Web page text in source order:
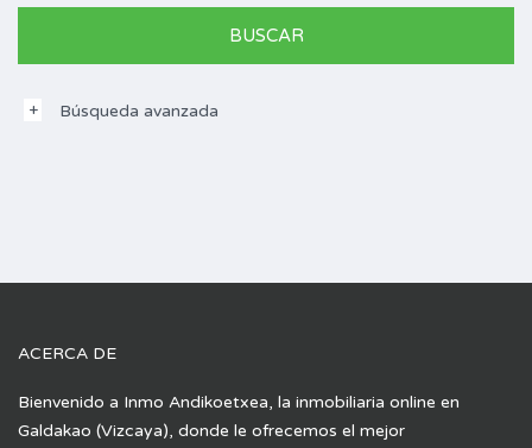
Búsqueda avanzada
ACERCA DE
Bienvenido a Inmo Andikoetxea, la inmobiliaria online en
Galdakao (Vizcaya), donde le ofrecemos el mejor